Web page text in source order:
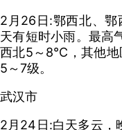
2月26日:鄂西北、鄂
天有短时小雨。最高
西北5～8℃，其他
5～7级。
武汉市
2月24日:白天多云